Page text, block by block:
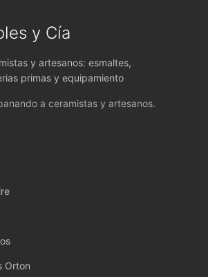
UNDERGLAZES
GEMS
METALLICS
CASCADES
GLAZES
y Cía
y artesanos: esmaltes,
primas y equipamiento
a ceramistas y artesanos.
Orton